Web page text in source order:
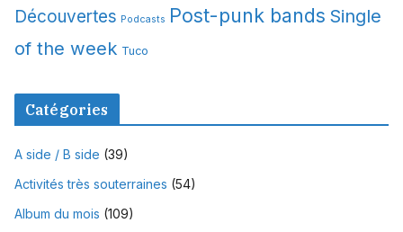
Découvertes Podcasts Post-punk bands Single
of the week Tuco
Catégories
A side / B side (39)
Activités très souterraines (54)
Album du mois (109)